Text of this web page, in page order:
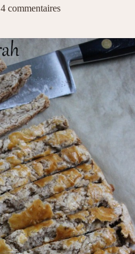
4 commentaires